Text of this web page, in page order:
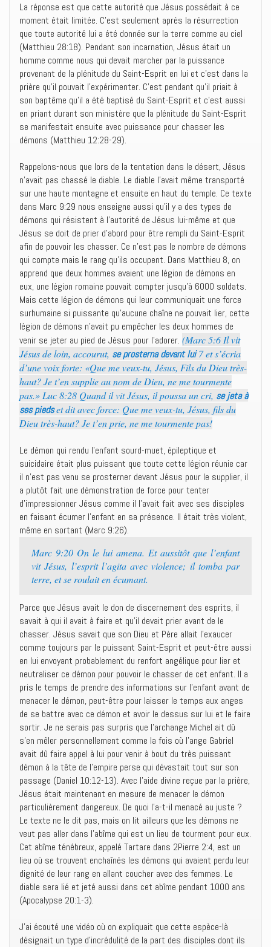
La réponse est que cette autorité que Jésus possédait à ce
moment était limitée. C’est seulement après la résurrection
que toute autorité lui a été donnée sur la terre comme au ciel
(Matthieu 28:18). Pendant son incarnation, Jésus était un
homme comme nous qui devait marcher par la puissance
provenant de la plénitude du Saint-Esprit en lui et c’est dans la
prière qu’il pouvait l’expérimenter. C’est pendant qu’il priait à
son baptême qu’il a été baptisé du Saint-Esprit et c’est aussi
en priant durant son ministère que la plénitude du Saint-Esprit
se manifestait ensuite avec puissance pour chasser les
démons (Matthieu 12:28-29).
Rappelons-nous que lors de la tentation dans le désert, Jésus
n’avait pas chassé le diable. Le diable l’avait même transporté
sur une haute montagne et ensuite en haut du temple. Ce texte
dans Marc 9:29 nous enseigne aussi qu’il y a des types de
démons qui résistent à l’autorité de Jésus lui-même et que
Jésus se doit de prier d’abord pour être rempli du Saint-Esprit
afin de pouvoir les chasser. Ce n’est pas le nombre de démons
qui compte mais le rang qu’ils occupent. Dans Matthieu 8, on
apprend que deux hommes avaient une légion de démons en
eux, une légion romaine pouvait compter jusqu’à 6000 soldats.
Mais cette légion de démons qui leur communiquait une force
surhumaine si puissante qu’aucune chaîne ne pouvait lier, cette
légion de démons n’avait pu empêcher les deux hommes de
venir se jeter au pied de Jésus pour l’adorer. (Marc 5:6 Il vit
Jésus de loin, accourut, se prosterna devant lui7 et s’écria
d’une voix forte: «Que me veux-tu, Jésus, Fils du Dieu très-
haut? Je t’en supplie au nom de Dieu, ne me tourmente
pas.» Luc 8:28 Quand il vit Jésus, il poussa un cri, se jeta à
ses piedset dit avec force: Que me veux-tu, Jésus, fils du
Dieu très-haut? Je t’en prie, ne me tourmente pas!
Le démon qui rendu l’enfant sourd-muet, épileptique et
suicidaire était plus puissant que toute cette légion réunie car
il n’est pas venu se prosterner devant Jésus pour le supplier, il
a plutôt fait une démonstration de force pour tenter
d’impressionner Jésus comme il l’avait fait avec ses disciples
en faisant écumer l’enfant en sa présence. Il était très violent,
même en sortant (Marc 9:26).
Marc 9:20 On le lui amena. Et aussitôt que l’enfant
vit Jésus, l’esprit l’agita avec violence; il tomba par
terre, et se roulait en écumant.
Parce que Jésus avait le don de discernement des esprits, il
savait à qui il avait à faire et qu’il devait prier avant de le
chasser. Jésus savait que son Dieu et Père allait l’exaucer
comme toujours par le puissant Saint-Esprit et peut-être aussi
en lui envoyant probablement du renfort angélique pour lier et
neutraliser ce démon pour pouvoir le chasser de cet enfant. Il a
pris le temps de prendre des informations sur l’enfant avant de
menacer le démon, peut-être pour laisser le temps aux anges
de se battre avec ce démon et avoir le dessus sur lui et le faire
sortir. Je ne serais pas surpris que l’archange Michel ait dû
s’en mêler personnellement comme la fois où l’ange Gabriel
avait dû faire appel à lui pour venir à bout du très puissant
démon à la tête de l’empire perse qui dévastait tout sur son
passage (Daniel 10:12-13). Avec l’aide divine reçue par la prière,
Jésus était maintenant en mesure de menacer le démon
particulièrement dangereux. De quoi l’a-t-il menacé au juste ?
Le texte ne le dit pas, mais on lit ailleurs que les démons ne
veut pas aller dans l’abîme qui est un lieu de tourment pour eux.
Cet abîme ténébreux, appelé Tartare dans 2Pierre 2:4, est un
lieu où se trouvent enchaînés les démons qui avaient perdu leur
dignité de leur rang en allant coucher avec des femmes. Le
diable sera lié et jeté aussi dans cet abîme pendant 1000 ans
(Apocalypse 20:1-3).
J’ai écouté une vidéo où on expliquait que cette espèce-là
désignait un type d’incrédulité de la part des disciples dont ils